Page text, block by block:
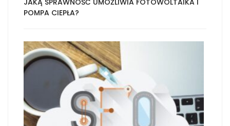
JAKĄ SPRAWNOŚĆ UMOŻLIWIA FOTOWOLTAIKA I
POMPA CIEPŁA?